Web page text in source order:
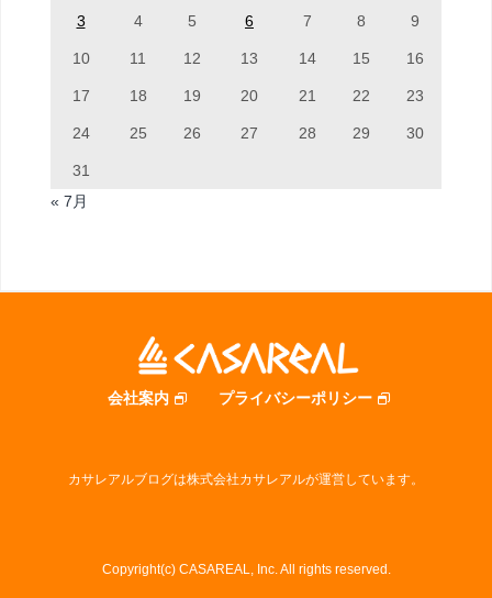
3 4 5 6 7 8 9
10 11 12 13 14 15 16
17 18 19 20 21 22 23
24 25 26 27 28 29 30
31
« 7月
会社案内 プライバシーポリシー
カサレアルブログは株式会社カサレアルが運営しています。
Copyright(c) CASAREAL, Inc. All rights reserved.